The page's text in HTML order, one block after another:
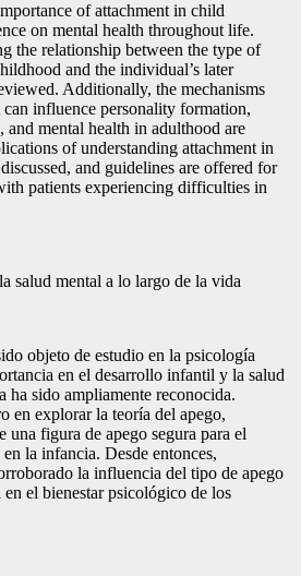
of attachment in child
on mental health throughout life.
the relationship between the type of
and the individual’s later
Additionally, the mechanisms
influence personality formation,
and mental health in adulthood are
of understanding attachment in
and guidelines are offered for
patients experiencing difficulties in
salud mental a lo largo de la vida
objeto de estudio en la psicología
en el desarrollo infantil y la salud
ha sido ampliamente reconocida.
en explorar la teoría del apego,
una figura de apego segura para el
la infancia. Desde entonces,
la influencia del tipo de apego
el bienestar psicológico de los